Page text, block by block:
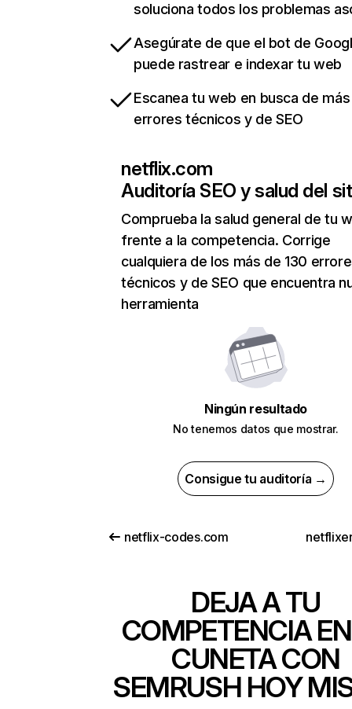
soluciona todos los problemas
Asegúrate de que el bot de
puede rastrear e indexar tu web
Escanea tu web en busca de
errores técnicos y de SEO
netflix.com
Auditoría SEO y salud del
Comprueba la salud general de tu
frente a la competencia. Corrige
cualquiera de los más de 130
técnicos y de SEO que encuentra
herramienta
Ningún resultado
No tenemos datos que mostrar.
Consigue tu auditoría →
netflix-codes.com
DEJA A TU
COMPETENCIA
CUNETA CON
SEMRUSH HOY